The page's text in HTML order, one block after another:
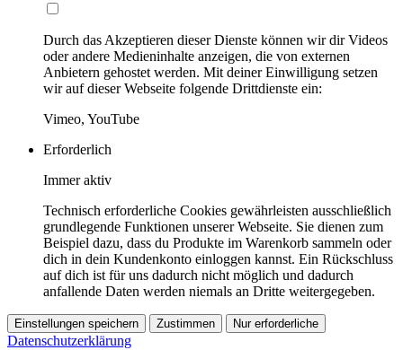
Durch das Akzeptieren dieser Dienste können wir dir Videos
oder andere Medieninhalte anzeigen, die von externen
Anbietern gehostet werden. Mit deiner Einwilligung setzen
wir auf dieser Webseite folgende Drittdienste ein:
Vimeo, YouTube
Erforderlich
Immer aktiv
Technisch erforderliche Cookies gewährleisten ausschließlich
grundlegende Funktionen unserer Webseite. Sie dienen zum
Beispiel dazu, dass du Produkte im Warenkorb sammeln oder
dich in dein Kundenkonto einloggen kannst. Ein Rückschluss
auf dich ist für uns dadurch nicht möglich und dadurch
anfallende Daten werden niemals an Dritte weitergegeben.
Einstellungen speichern Zustimmen Nur erforderliche
Datenschutzerklärung